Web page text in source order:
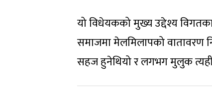
यो विधेयकको मुख्य उद्देश्य
समाजमा मेलमिलापको वातावरण
सहज हुनेथियो र लगभग मुलुक त्यही